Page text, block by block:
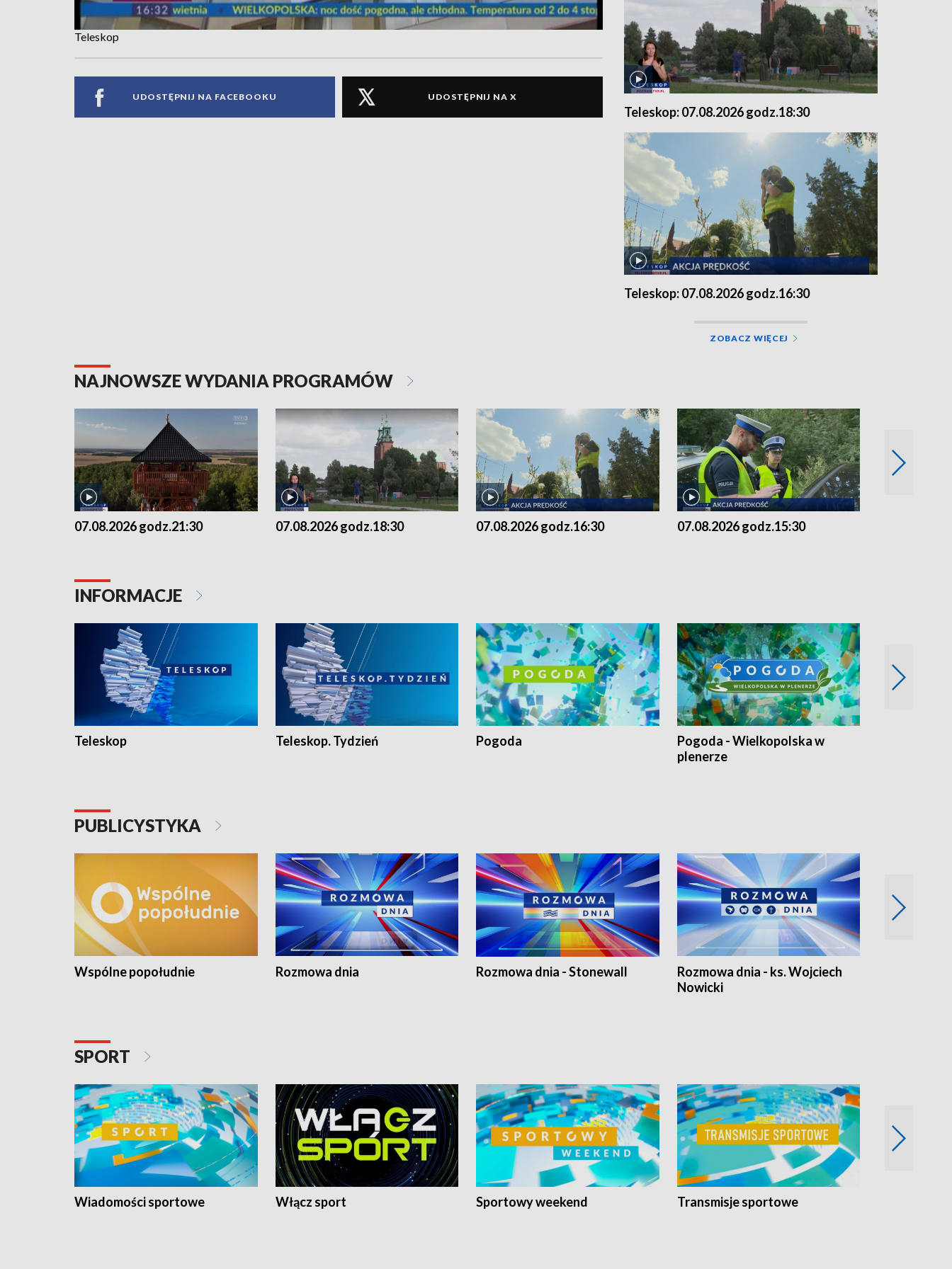
Teleskop
UDOSTĘPNIJ NA FACEBOOKU UDOSTĘPNIJ NA X
Teleskop: 07.08.2026 godz.18:30
Teleskop: 07.08.2026 godz.16:30
ZOBACZ WIĘCEJ
NAJNOWSZE WYDANIA PROGRAMÓW
07.08.2026 godz.21:30 07.08.2026 godz.18:30 07.08.2026 godz.16:30 07.08.2026 godz.15:30
INFORMACJE
Teleskop Teleskop. Tydzień Pogoda
Pogoda - Wielkopolska w
plenerze
PUBLICYSTYKA
Wspólne popołudnie Rozmowa dnia Rozmowa dnia - Stonewall
Rozmowa dnia - ks. Wojciech
Nowicki
SPORT
Wiadomości sportowe Włącz sport Sportowy weekend Transmisje sportowe